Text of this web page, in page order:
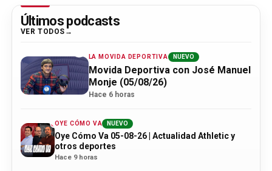
Últimos podcasts
VER TODOS
LA MOVIDA DEPORTIVA NUEVO
Movida Deportiva con José Manuel
Monje (05/08/26)
Hace 6 horas
OYE CÓMO VA NUEVO
Oye Cómo Va 05-08-26 | Actualidad Athletic y
otros deportes
Hace 9 horas